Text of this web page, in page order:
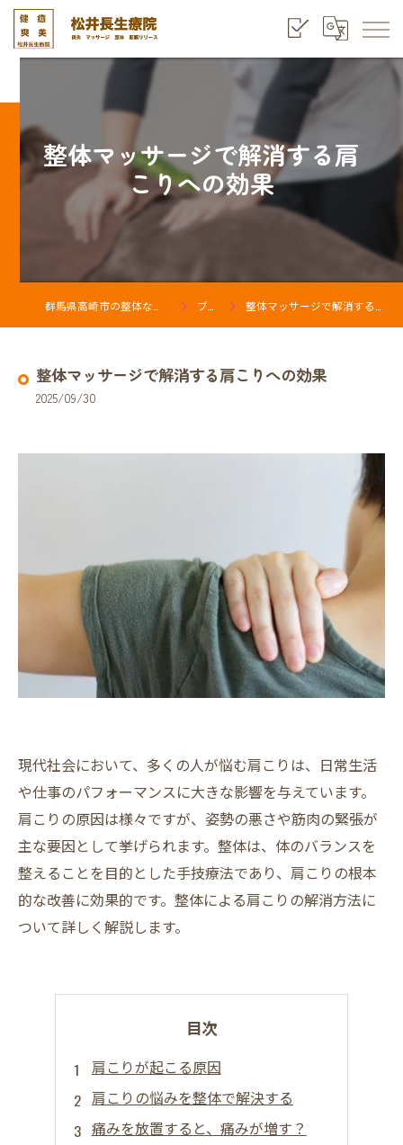
整体マッサージで解消する肩
こりへの効果
ブログ 整体マッサージで解消する肩こりへの効果
整体マッサージで解消する肩こりへの効果
2025/09/30
現代社会において、多くの人が悩む肩こりは、日常生活
や仕事のパフォーマンスに大きな影響を与えています。
肩こりの原因は様々ですが、姿勢の悪さや筋肉の緊張が
主な要因として挙げられます。整体は、体のバランスを
整えることを目的とした手技療法であり、肩こりの根本
的な改善に効果的です。整体による肩こりの解消方法に
ついて詳しく解説します。
目次
肩こりが起こる原因
肩こりの悩みを整体で解決する
痛みを放置すると、痛みが増す？